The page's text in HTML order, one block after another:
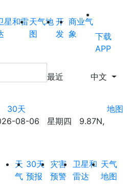
星和雷天气地
图
开
发
商业气
象
下载
APP
最近 中文
30天
地图
08-06 星期四 9.87N,
天
气
30天
预报
灾害
预警
卫星和
雷达
天气
地图